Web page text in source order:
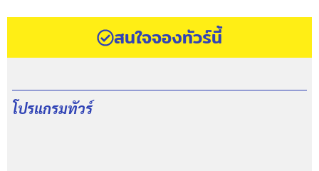
สนใจจองทัวร์นี้
โปรแกรมทัวร์